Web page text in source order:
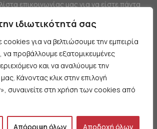
ιδιωτικότητά σας
για να βελτιώσουμε την εμπειρία
προβάλλουμε εξατομικευμένες
και να αναλύουμε την
Κάνοντας κλικ στην επιλογή
συναινείτε στη χρήση των cookies από
Απόρριψη όλων Αποδοχή όλων
επικοινωνίας μας για να είστε πάντα
Εγγραφή